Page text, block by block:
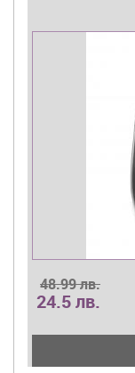
48.99 лв.
24.5 лв.